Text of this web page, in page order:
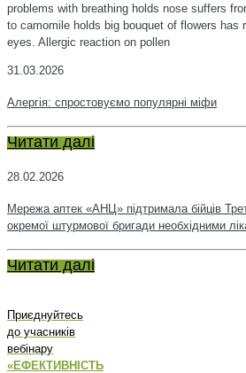
problems with breathing holds nose suffers
to camomile holds big bouquet of flowers has
eyes. Allergic reaction on pollen
31.03.2026
Алергія: спростовуємо популярні міфи
Читати далі
28.02.2026
Мережа аптек «АНЦ» підтримала бійців
окремої штурмової бригади необхідними
Читати далі
Приєднуйтесь
до учасників
вебінару
«ЕФЕКТИВНІСТЬ